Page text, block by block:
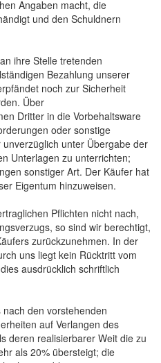
Angaben macht, die
und den Schuldnern
ihre Stelle tretenden
Bezahlung unserer
noch zur Sicherheit
Über
Dritter in die Vorbehaltsware
oder sonstige
unter Übergabe der
Unterlagen zu unterrichten;
sonstiger Art. Der Käufer hat
Eigentum hinzuweisen.
Pflichten nicht nach,
so sind wir berechtigt,
zurückzunehmen. In der
uns liegt kein Rücktritt vom
ausdrücklich schriftlich
den vorstehenden
auf Verlangen des
deren realisierbarer Weit die zu
als 20% übersteigt; die